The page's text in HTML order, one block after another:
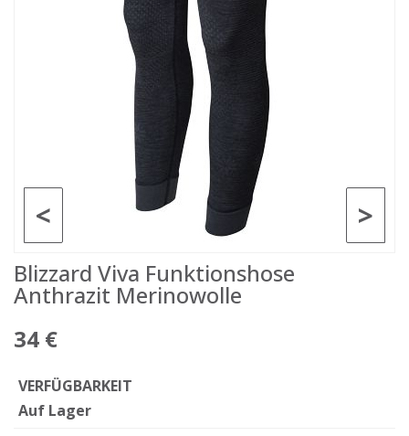
>
<
Blizzard Viva Funktionshose
Anthrazit Merinowolle
34 €
VERFÜGBARKEIT
Auf Lager